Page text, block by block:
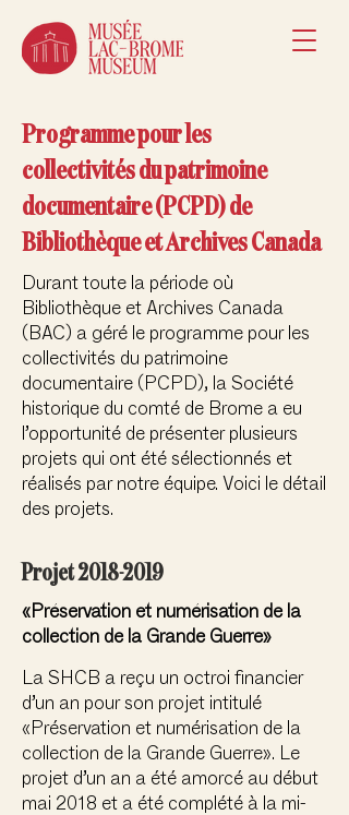
Programme pour les
collectivités du patrimoine
documentaire (PCPD) de
Bibliothèque et Archives Canada
Durant toute la période où
Bibliothèque et Archives Canada
(BAC) a géré le programme pour les
collectivités du patrimoine
documentaire (PCPD), la Société
historique du comté de Brome a eu
l’opportunité de présenter plusieurs
projets qui ont été sélectionnés et
réalisés par notre équipe. Voici le détail
des projets.
Projet2018-2019
«Préservation et numérisation de la
collection de la Grande Guerre»
La SHCB a reçu un octroi financier
d’un an pour son projet intitulé
«Préservation et numérisation de la
collection de la Grande Guerre». Le
projet d’un an a été amorcé au début
mai 2018 et a été complété à la mi-